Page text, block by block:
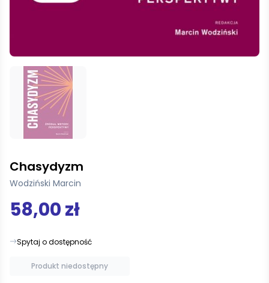
Chasydyzm
Wodziński Marcin
58,00 zł
Spytaj o dostępność
Produkt niedostępny